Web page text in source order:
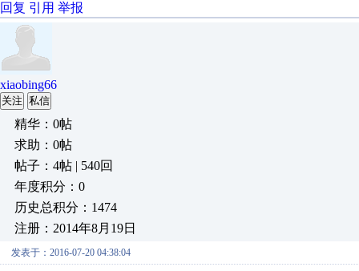
回复 引用 举报
xiaobing66
关注 私信
精华：0帖
求助：0帖
帖子：4帖 | 540回
年度积分：0
历史总积分：1474
注册：2014年8月19日
发表于：2016-07-20 04:38:04